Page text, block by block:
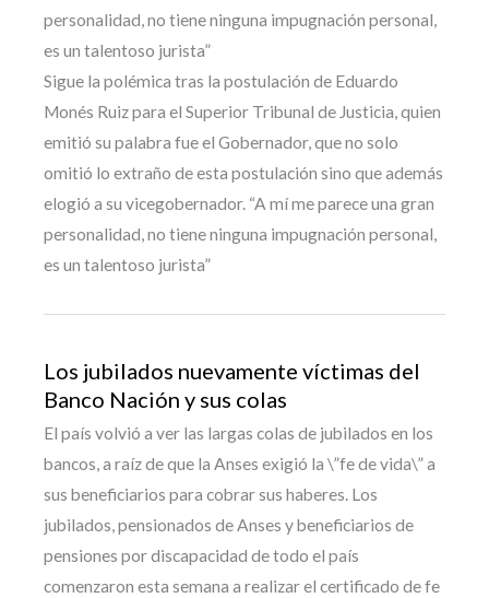
personalidad, no tiene ninguna impugnación personal,
es un talentoso jurista”
Sigue la polémica tras la postulación de Eduardo
Monés Ruiz para el Superior Tribunal de Justicia, quien
emitió su palabra fue el Gobernador, que no solo
omitió lo extraño de esta postulación sino que además
elogió a su vicegobernador. “A mí me parece una gran
personalidad, no tiene ninguna impugnación personal,
es un talentoso jurista”
Los jubilados nuevamente víctimas del
Banco Nación y sus colas
El país volvió a ver las largas colas de jubilados en los
bancos, a raíz de que la Anses exigió la \”fe de vida\” a
sus beneficiarios para cobrar sus haberes. Los
jubilados, pensionados de Anses y beneficiarios de
pensiones por discapacidad de todo el país
comenzaron esta semana a realizar el certificado de fe